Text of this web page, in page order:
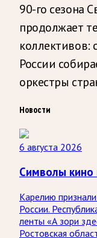
90-го сезона
продолжает
России
оркестры
Новости
6 августа 2026
Символы кино
Карелию
России.
ленты «А зори
Ростовская